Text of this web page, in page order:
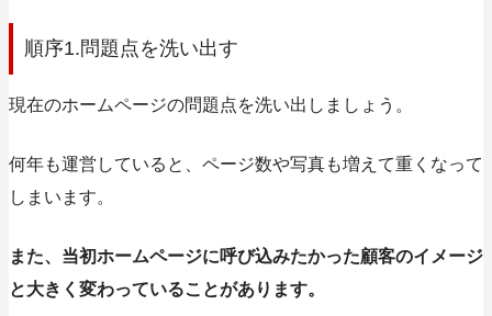
順序1.問題点を洗い出す
現在のホームページの問題点を洗い出しましょう。
何年も運営していると、ページ数や写真も増えて重くなって
しまいます。
また、当初ホームページに呼び込みたかった顧客のイメージ
と大きく変わっていることがあります。